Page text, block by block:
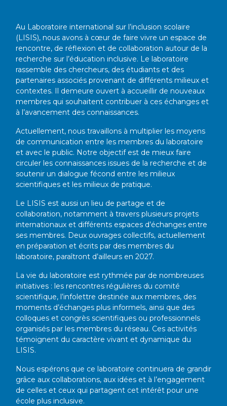
Au Laboratoire international sur l’inclusion scolaire
(LISIS), nous avons à cœur de faire vivre un espace de
rencontre, de réflexion et de collaboration autour de la
recherche sur l’éducation inclusive. Le laboratoire
rassemble des chercheurs, des étudiants et des
partenaires associés provenant de différents milieux et
contextes. Il demeure ouvert à accueillir de nouveaux
membres qui souhaitent contribuer à ces échanges et
à l’avancement des connaissances.
Actuellement, nous travaillons à multiplier les moyens
de communication entre les membres du laboratoire
et avec le public. Notre objectif est de mieux faire
circuler les connaissances issues de la recherche et de
soutenir un dialogue fécond entre les milieux
scientifiques et les milieux de pratique.
Le LISIS est aussi un lieu de partage et de
collaboration, notamment à travers plusieurs projets
internationaux et différents espaces d’échanges entre
ses membres. Deux ouvrages collectifs, actuellement
en préparation et écrits par des membres du
laboratoire, paraîtront d’ailleurs en 2027.
La vie du laboratoire est rythmée par de nombreuses
initiatives : les rencontres régulières du comité
scientifique, l’infolettre destinée aux membres, des
moments d’échanges plus informels, ainsi que des
colloques et congrès scientifiques ou professionnels
organisés par les membres du réseau. Ces activités
témoignent du caractère vivant et dynamique du
LISIS.
Nous espérons que ce laboratoire continuera de grandir
grâce aux collaborations, aux idées et à l’engagement
de celles et ceux qui partagent cet intérêt pour une
école plus inclusive.